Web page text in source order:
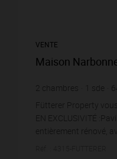
VENTE
Maison
2 chambres sde
4 186,05 €
Fütterer Property
EN EXCLUSIVITÉ
entièrement rénové,